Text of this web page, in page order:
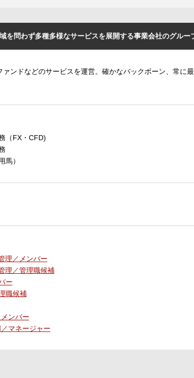
を問わず多種多様なサービスを展開する事業会社のグルー
ァンドなどのサービスを運営。確かなバックボーン、常に
（FX・CFD)
馬）
理／メンバー
理／管理職候補
ー
職候補
ンバー
マネージャー